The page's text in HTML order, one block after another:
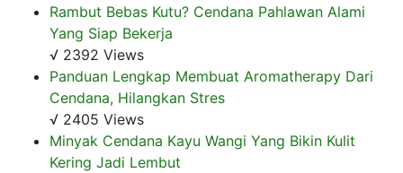
Rambut Bebas Kutu? Cendana Pahlawan Alami
Yang Siap Bekerja
√ 2392 Views
Panduan Lengkap Membuat Aromatherapy Dari
Cendana, Hilangkan Stres
√ 2405 Views
Minyak Cendana Kayu Wangi Yang Bikin Kulit
Kering Jadi Lembut